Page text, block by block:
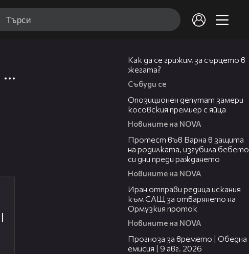
Как да се грижим за сърцето в
жегата?
Събуди се
Опозиционен депутат замери
косовския премиер с яйца
Новините на NOVA
Протест във Варна в защита
на родилката, изгубила бебето
си дни преди раждането
Новините на NOVA
Иран отправи редица искания
към САЩ за отварянето на
Ормузкия проток
Новините на NOVA
Прогноза за времето | Обедна
емисия | 9 авг. 2026